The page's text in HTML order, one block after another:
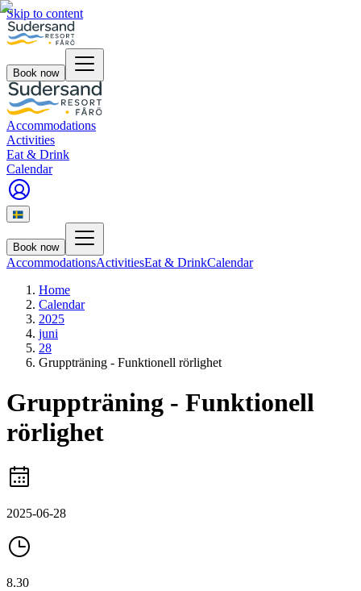
Skip to content
Book now
Accommodations
Activities
Eat & Drink
Calendar
Book now
AccommodationsActivitiesEat & DrinkCalendar
Home
Calendar
2025
juni
28
Gruppträning - Funktionell rörlighet
Gruppträning - Funktionell
rörlighet
2025-06-28
8.30